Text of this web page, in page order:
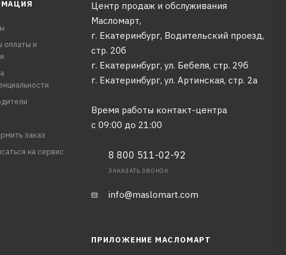
оплаты и
заказ
на сервис
Центр продаж и обслуживания
Масломарт,
г. Екатеринбург, Водительский проезд,
стр. 20б
г. Екатеринбург, ул. Бебеля, стр. 29б
г. Екатеринбург, ул. Артинская, стр. 2а
Время работы контакт-центра
с 09:00 до 21:00
8 800 511-02-92
ЗАКАЗАТЬ ЗВОНОК
info@maslomart.com
ПРИЛОЖЕНИЕ МАСЛОМАРТ